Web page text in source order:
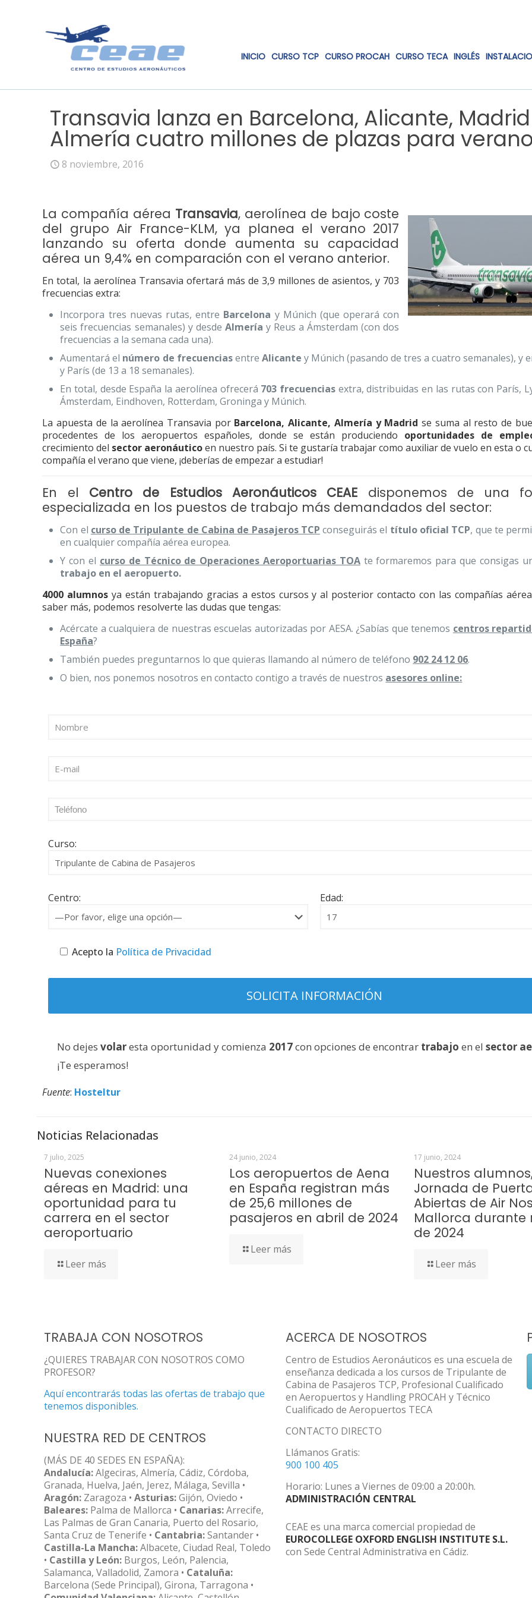
INICIO CURSO TCP CURSO PROCAH CURSO TECA INGLÉS
Transavia lanza en Barcelona, Alicante,
Almería cuatro millones de plazas para verano
8 noviembre, 2016
La compañía aérea Transavia, aerolínea de bajo coste
del grupo Air France-KLM, ya planea el verano 2017
lanzando su oferta donde aumenta su capacidad
aérea un 9,4% en comparación con el verano anterior.
En total, la aerolínea Transavia ofertará más de 3,9 millones de asientos, y 703
frecuencias extra:
Incorpora tres nuevas rutas, entre Barcelona y Múnich (que operará con
seis frecuencias semanales) y desde Almería y Reus a Ámsterdam (con dos
frecuencias a la semana cada una).
Aumentará el número de frecuenciasentre Alicante y Múnich (pasando de tres a cuatro semanales), y
y París (de 13 a 18 semanales).
En total, desde España la aerolínea ofrecerá 703 frecuencias extra, distribuidas en las rutas con París,
Ámsterdam, Eindhoven, Rotterdam, Groninga y Múnich.
La apuesta de la aerolínea Transavia por Barcelona, Alicante, Almería y Madrid se suma al resto de
procedentes de los aeropuertos españoles, donde se están produciendo oportunidades de
crecimiento del sector aeronáuticoen nuestro país. Si te gustaría trabajar como auxiliar de vuelo en esta o
compañía el verano que viene, ¡deberías de empezar a estudiar!
En el Centro de Estudios Aeronáuticos CEAE disponemos de una
especializada en los puestos de trabajo más demandados del sector:
Con el curso de Tripulante de Cabina de Pasajeros TCP conseguirás el título oficial TCP, que te
en cualquier compañía aérea europea.
Y con el curso de Técnico de Operaciones Aeroportuarias TOAte formaremos para que consigas
trabajo en el aeropuerto.
4000 alumnos ya están trabajando gracias a estos cursos y al posterior contacto con las compañías
saber más, podemos resolverte las dudas que tengas:
Acércate a cualquiera de nuestras escuelas autorizadas por AESA. ¿Sabías que tenemos centros
España?
También puedes preguntarnos lo que quieras llamando al número de teléfono 902 24 12 06.
O bien, nos ponemos nosotros en contacto contigo a través de nuestros asesores online:
Curso:
Centro: Edad:
Acepto la Política de Privacidad
No dejesvolaresta oportunidad y comienza 2017con opciones de encontrar trabajo en el sector
¡Te esperamos!
Fuente: Hosteltur
Noticias Relacionadas
7 julio, 2025
Nuevas conexiones
aéreas en Madrid: una
oportunidad para tu
carrera en el sector
aeroportuario
Leer más
24 junio, 2024
Los aeropuertos de Aena
en España registran más
de 25,6 millones de
pasajeros en abril de 2024
Leer más
17 junio, 2024
Nuestros
Jornada de
Abiertas de Air
Mallorca durante
de 2024
Leer más
TRABAJA CON NOSOTROS
¿QUIERES TRABAJAR CON NOSOTROS COMO
PROFESOR?
Aquí encontrarás todas las ofertas de trabajo que
tenemos disponibles.
NUESTRA RED DE CENTROS
(MÁS DE 40 SEDES EN ESPAÑA):
Andalucía:Algeciras, Almería, Cádiz, Córdoba,
Granada, Huelva, Jaén, Jerez, Málaga, Sevilla •
Aragón: Zaragoza • Asturias:Gijón, Oviedo •
Baleares: Palma de Mallorca • Canarias:Arrecife,
Las Palmas de Gran Canaria, Puerto del Rosario,
Santa Cruz de Tenerife • Cantabria:Santander •
Castilla-La Mancha:Albacete, Ciudad Real, Toledo
• Castilla y León: Burgos, León, Palencia,
Salamanca, Valladolid, Zamora • Cataluña:
Barcelona (Sede Principal), Girona, Tarragona •
ACERCA DE NOSOTROS
Centro de Estudios Aeronáuticos es una escuela de
enseñanza dedicada a los cursos de Tripulante de
Cabina de Pasajeros TCP, Profesional Cualificado
en Aeropuertos y Handling PROCAH y Técnico
Cualificado de Aeropuertos TECA
CONTACTO DIRECTO
Llámanos Gratis:
900 100 405
Horario: Lunes a Viernes de 09:00 a 20:00h.
ADMINISTRACIÓN CENTRAL
CEAE es una marca comercial propiedad de
EUROCOLLEGE OXFORD ENGLISH INSTITUTE S.L.
con Sede Central Administrativa en Cádiz.